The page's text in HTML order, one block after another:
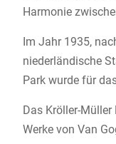
Harmonie
Im Jahr 1935,
niederländische
Park wurde für
Das Kröller-
Werke von Van